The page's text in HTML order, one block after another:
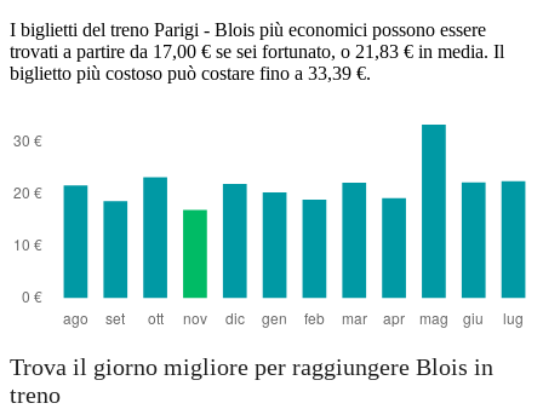
I biglietti del treno Parigi - Blois più economici possono essere
trovati a partire da 17,00 € se sei fortunato, o 21,83 € in media. Il
biglietto più costoso può costare fino a 33,39 €.
Trova il giorno migliore per raggiungere Blois in
treno